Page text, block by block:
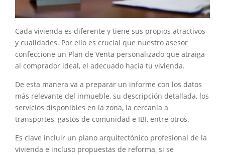
Cada vivienda es diferente y tiene sus propios atractivos
y cualidades. Por ello es crucial que nuestro asesor
confeccione un Plan de Venta personalizado que atraiga
al comprador ideal, el adecuado hacia tu vivienda.
De esta manera va a preparar un informe con los datos
más relevante del inmueble, su descripción detallada, los
servicios disponibles en la zona, la cercanía a
transportes, gastos de comunidad e IBI, entre otros.
Es clave incluir un plano arquitectónico profesional de la
vivienda e incluso propuestas de reforma, si se